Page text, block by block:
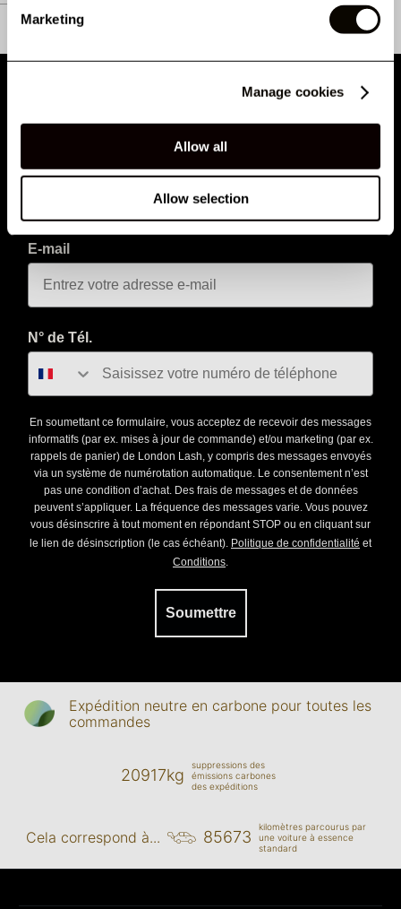
Marketing
Manage cookies
Allow all
Allow selection
Inscrivez-vous à notre newsletter et soyez parmi les
premières à découvrir les nouveaux lancements, les offres
exclusives, les formations d'experts et les actualités du
secteur des cils !
E-mail
N° de Tél.
En soumettant ce formulaire, vous acceptez de recevoir des messages
informatifs (par ex. mises à jour de commande) et/ou marketing (par ex.
rappels de panier) de London Lash, y compris des messages envoyés
via un système de numérotation automatique. Le consentement n’est
pas une condition d’achat. Des frais de messages et de données
peuvent s’appliquer. La fréquence des messages varie. Vous pouvez
vous désinscrire à tout moment en répondant STOP ou en cliquant sur
le lien de désinscription (le cas échéant). Politique de confidentialité et
Conditions.
Soumettre
Expédition neutre en carbone pour toutes les
commandes
20917kg
suppressions des
émissions carbones
des expéditions
Cela correspond à... 85673
kilomètres parcourus par
une voiture à essence
standard